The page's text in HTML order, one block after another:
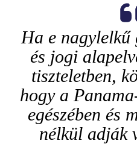
Ha e nagylelkű
és jogi
tiszteletben,
hogy a
egészében és
nélkül adják